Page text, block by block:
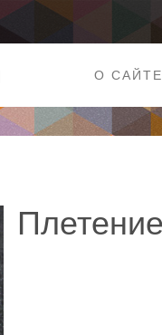
О САЙТЕ
Плетение